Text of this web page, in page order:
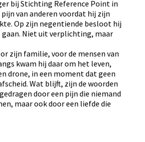
bij Stichting Reference Point in
pijn van anderen voordat hij zijn
Op zijn negentiende besloot hij
Niet uit verplichting, maar
zijn familie, voor de mensen van
kwam hij daar om het leven,
drone, in een moment dat geen
Wat blijft, zijn de woorden
door een pijn die niemand
maar ook door een liefde die